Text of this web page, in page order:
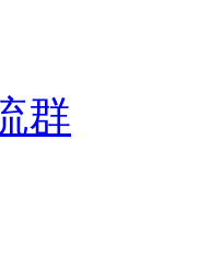
群